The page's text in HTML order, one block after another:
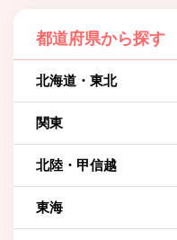
都道府県から探す
北海道・東北
関東
北陸・甲信越
東海